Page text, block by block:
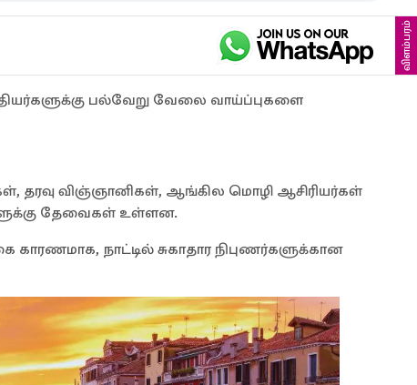
விளம்பரம்
பல்வேறு வேலை வாய்ப்புகளை
தரவு விஞ்ஞானிகள், ஆங்கில மொழி ஆசிரியர்கள்
தேவைகள் உள்ளன.
நாட்டில் சுகாதார நிபுணர்களுக்கான